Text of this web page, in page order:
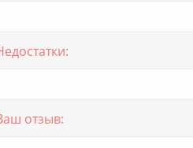
отзыв: